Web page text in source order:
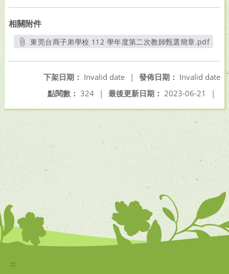
相關附件
東莞台商子弟學校 112 學年度第二次教師甄選簡章.pdf
發佈日期： Invalid date
下架日期： Invalid date
|
最後更新日期： 2023-06-21 |
點閱數： 324 |
:::